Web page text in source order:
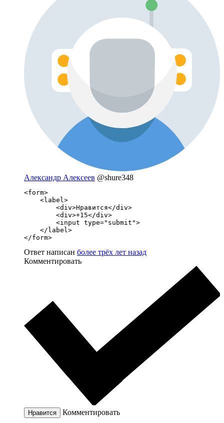
Александр Алексеев @shure348
<form>
    <label>
        <div>Нравится</div>
        <div>+15</div>
        <input type="submit">
    </label>
</form>
Ответ написан более трёх лет назад
Комментировать
Нравится Комментировать